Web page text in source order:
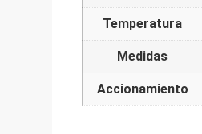
Temperatura
Medidas
Accionamiento